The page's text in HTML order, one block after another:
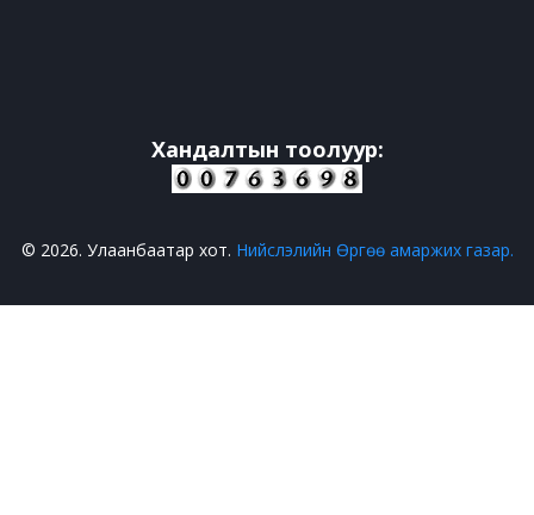
Хандалтын тоолуур:
© 2026. Улаанбаатар хот. Нийслэлийн Өргөө амаржих газар.